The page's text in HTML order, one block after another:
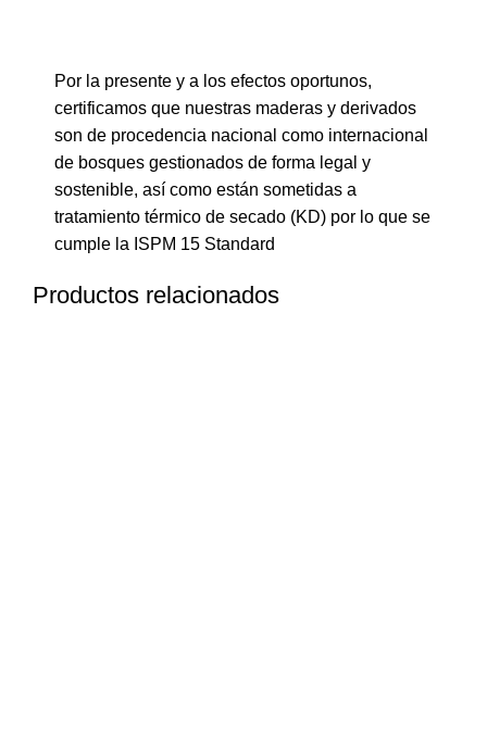
Por la presente y a los efectos oportunos,
certificamos que nuestras maderas y derivados
son de procedencia nacional como internacional
de bosques gestionados de forma legal y
sostenible, así como están sometidas a
tratamiento térmico de secado (KD) por lo que se
cumple la ISPM 15 Standard
Productos relacionados